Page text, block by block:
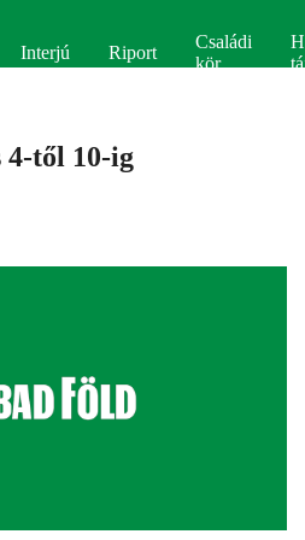
Interjú Riport
Családi
kör
től 10-ig